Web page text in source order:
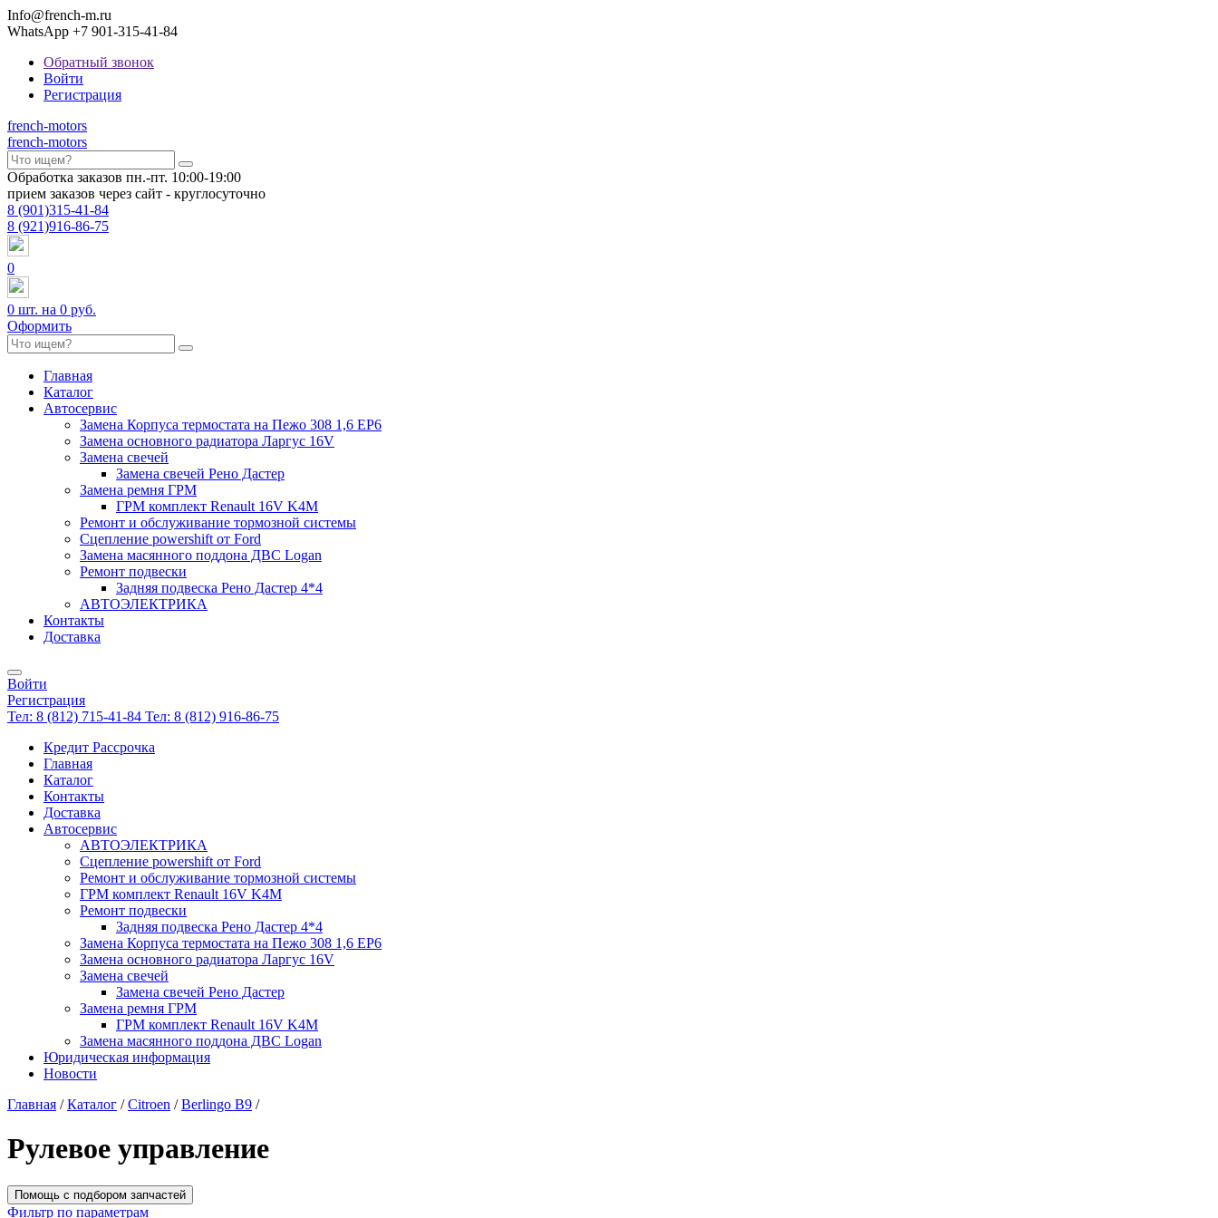
Info@french-m.ru
WhatsApp +7 901-315-41-84
Обратный звонок
Войти
Регистрация
french-motors
french-motors
Обработка заказов пн.-пт. 10:00-19:00
прием заказов через сайт - круглосуточно
8 (901)315-41-84
8 (921)916-86-75
0
0 шт. на 0 руб.
Оформить
Главная
Каталог
Автосервис
Замена Корпуса термостата на Пежо 308 1,6 EP6
Замена основного радиатора Ларгус 16V
Замена свечей
Замена свечей Рено Дастер
Замена ремня ГРМ
ГРМ комплект Renault 16V K4M
Ремонт и обслуживание тормозной системы
Сцепление powershift от Ford
Замена масянного поддона ДВС Logan
Ремонт подвески
Задняя подвеска Рено Дастер 4*4
АВТОЭЛЕКТРИКА
Контакты
Доставка
Войти
Регистрация
Тел: 8 (812) 715-41-84 Тел: 8 (812) 916-86-75
Кредит Рассрочка
Главная
Каталог
Контакты
Доставка
Автосервис
АВТОЭЛЕКТРИКА
Сцепление powershift от Ford
Ремонт и обслуживание тормозной системы
ГРМ комплект Renault 16V K4M
Ремонт подвески
Задняя подвеска Рено Дастер 4*4
Замена Корпуса термостата на Пежо 308 1,6 EP6
Замена основного радиатора Ларгус 16V
Замена свечей
Замена свечей Рено Дастер
Замена ремня ГРМ
ГРМ комплект Renault 16V K4M
Замена масянного поддона ДВС Logan
Юридическая информация
Новости
Главная / Каталог / Citroen / Berlingo B9 /
Рулевое управление
Помощь с подбором запчастей
Фильтр по параметрам